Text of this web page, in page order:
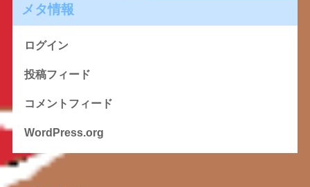
メタ情報
ログイン
投稿フィード
コメントフィード
WordPress.org